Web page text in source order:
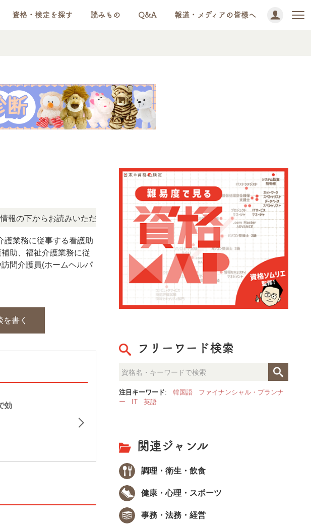
資格・検定を探す 読みもの Q&A 報道・メディアの皆様へ
らお読みいただけます。 NEWS! 「この検定、難しい？」「どんな試験？」と
護業務に従事する看護助
助、福祉介護業務に従
問介護員(ホームヘルパ
書く
効
フリーワード検索
注目キーワード: 韓国語
ファイナンシャル・プランナ
ー
IT 英語
関連ジャンル
調理・衛生・飲食
健康・心理・スポーツ
事務・法務・経営